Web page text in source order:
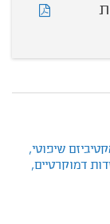
שיפוטי,
דמוקרטיים,